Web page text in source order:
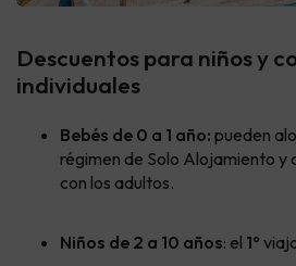
Descuentos para niños y
individuales
Bebés de 0 a 1 año: pueden
régimen de Solo Alojamiento
con los adultos.
Niños de 2 a 10 años: el 1º